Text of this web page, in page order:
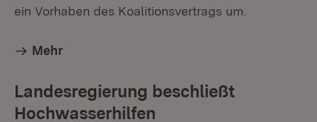
ein Vorhaben des Koalitionsvertrags um.
Mehr
Landesregierung beschließt
Hochwasserhilfen